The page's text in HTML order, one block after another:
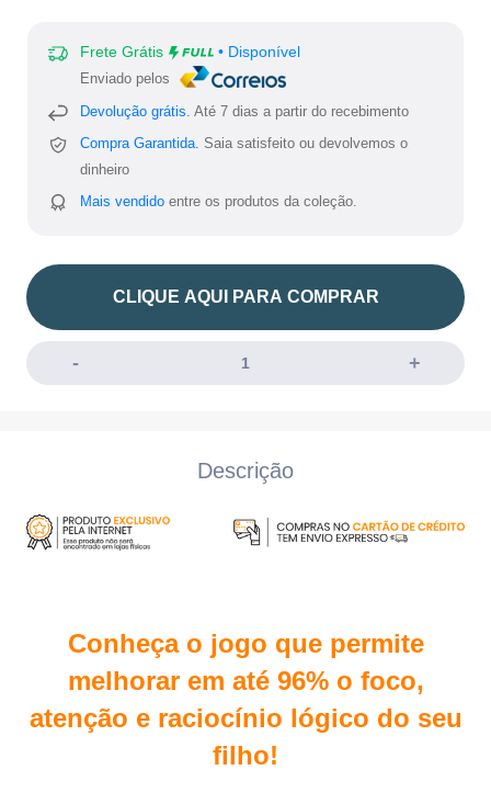
Frete Grátis • Disponível
Enviado pelos
Devolução grátis. Até 7 dias a partir do recebimento
Compra Garantida. Saia satisfeito ou devolvemos o
dinheiro
Mais vendido entre os produtos da coleção.
CLIQUE AQUI PARA COMPRAR
Descrição
Conheça o jogo que permite
melhorar em até 96% o foco,
atenção e raciocínio lógico do seu
filho!